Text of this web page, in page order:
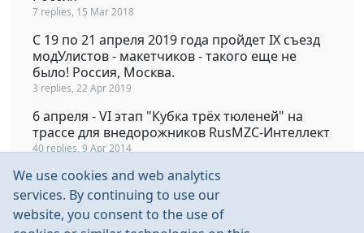
7 replies, 15 Mar 2018
С 19 по 21 апреля 2019 года пройдет IX съезд
модУлистов - макетчиков - такого еще не
было! Россия, Москва.
3 replies, 22 Apr 2019
6 апреля - VI этап "Кубка трёх тюленей" на
трассе для внедорожников RusMZC-Интеллект
40 replies, 9 Apr 2014
Чемпионат России, Первенство России в
классе F1E(N) Пенза. 30 марта -1 апреля 2018 г.
48 replies, 4 Apr 2018
We use cookies and web analytics
services. By continuing to use our
website, you consent to the use of